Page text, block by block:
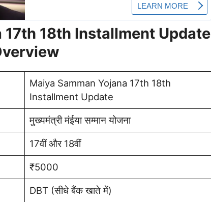
17th 18th Installment Update
Maiya Samman Yojana 17th 18th
Installment Update
मुख्यमंत्री मंईया सम्मान योजना
17वीं और 18वीं
₹5000
DBT (सीधे बैंक खाते में)